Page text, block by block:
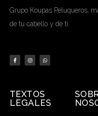
Grupo Koupas Peluqueros,
de tu cabello y de ti.
TEXTOS
LEGALES